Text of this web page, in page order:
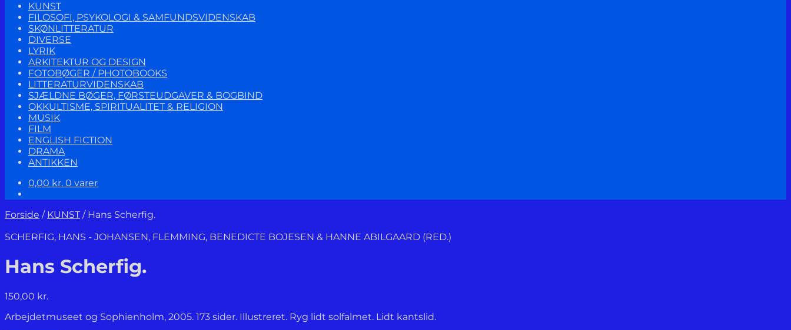
KUNST
FILOSOFI, PSYKOLOGI & SAMFUNDSVIDENSKAB
SKØNLITTERATUR
DIVERSE
LYRIK
ARKITEKTUR OG DESIGN
FOTOBØGER / PHOTOBOOKS
LITTERATURVIDENSKAB
SJÆLDNE BØGER, FØRSTEUDGAVER & BOGBIND
OKKULTISME, SPIRITUALITET & RELIGION
MUSIK
FILM
ENGLISH FICTION
DRAMA
ANTIKKEN
0,00 kr. 0 varer
Forside / KUNST / Hans Scherfig.
SCHERFIG, HANS - JOHANSEN, FLEMMING, BENEDICTE BOJESEN & HANNE ABILGAARD (RED.)
Hans Scherfig.
150,00 kr.
Arbejdetmuseet og Sophienholm, 2005. 173 sider. Illustreret. Ryg lidt solfalmet. Lidt kantslid.